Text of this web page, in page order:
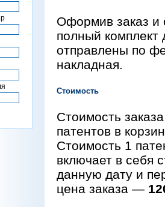
Оформив заказ и
полный комплект
отправлены по
накладная.
Стоимость
Стоимость
патентов в
Стоимость 1
включает в себя
данную дату и
цена заказа —